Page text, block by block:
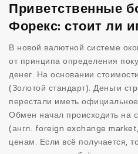
Приветственные
Форекс: стоит ли
В новой валютной системе
от принципа определения
денег. На основании
(Золотой стандарт). Деньги
перестали иметь
Обмен начал происходить на
(англ. foreign exchange
ценам. Если всё получается,